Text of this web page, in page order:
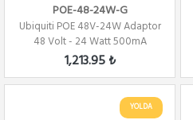
POE-48-24W-G
Ubiquiti POE 48V-24W Adaptor
48 Volt - 24 Watt 500mA
Gigabit
1,213.95 ₺
YOLDA